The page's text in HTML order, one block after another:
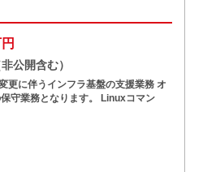
公開含む）
更に伴うインフラ基盤の支援業務 オ
守業務となります。 Linuxコマン